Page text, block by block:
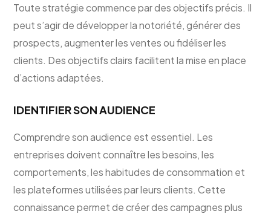
Toute stratégie commence par des objectifs précis. Il
peut s’agir de développer la notoriété, générer des
prospects, augmenter les ventes ou fidéliser les
clients. Des objectifs clairs facilitent la mise en place
d’actions adaptées.
IDENTIFIER SON AUDIENCE
Comprendre son audience est essentiel. Les
entreprises doivent connaître les besoins, les
comportements, les habitudes de consommation et
les plateformes utilisées par leurs clients. Cette
connaissance permet de créer des campagnes plus